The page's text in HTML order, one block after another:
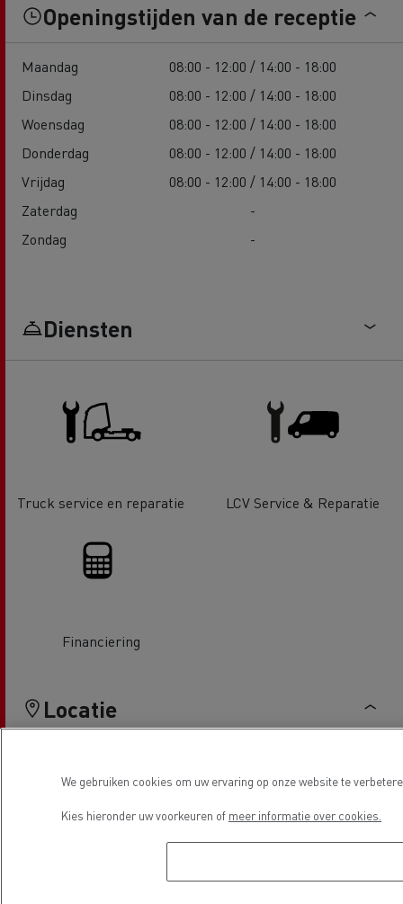
Openingstijden van de receptie
Maandag
08:00 - 12:00 / 14:00 - 18:00
Dinsdag
08:00 - 12:00 / 14:00 - 18:00
Woensdag
08:00 - 12:00 / 14:00 - 18:00
Donderdag
08:00 - 12:00 / 14:00 - 18:00
Vrijdag
08:00 - 12:00 / 14:00 - 18:00
Zaterdag
-
Zondag
-
Diensten
Truck service en reparatie LCV Service & Reparatie
Financiering
Locatie
We gebruiken cookies om uw ervaring op onze website te
Kies hieronder uw voorkeuren of meer informatie over cookies.